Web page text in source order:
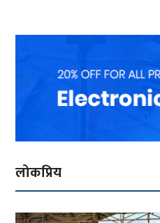
लोकप्रिय